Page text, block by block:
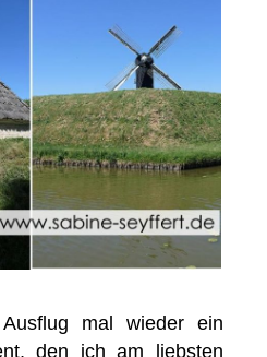
mal wieder ein
den ich am liebsten